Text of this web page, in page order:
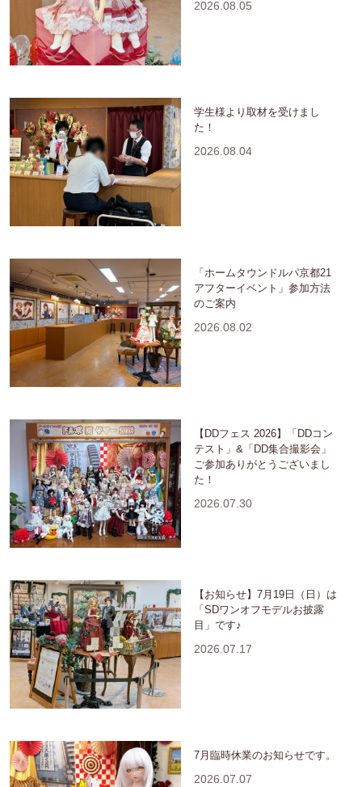
2026.08.05
学生様より取材を受けまし
た！
2026.08.04
「ホームタウンドルパ京都21
アフターイベント」参加方法
のご案内
2026.08.02
【DDフェス 2026】「DDコン
テスト」&「DD集合撮影会」
ご参加ありがとうございまし
た！
2026.07.30
【お知らせ】7月19日（日）は
「SDワンオフモデルお披露
目」です♪
2026.07.17
7月臨時休業のお知らせです。
2026.07.07